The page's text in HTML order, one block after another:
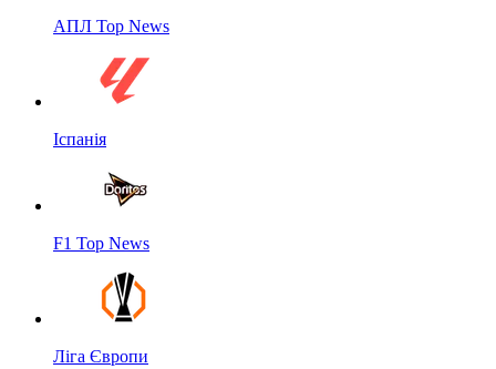
АПЛ Top News
Іспанія
F1 Top News
Ліга Європи